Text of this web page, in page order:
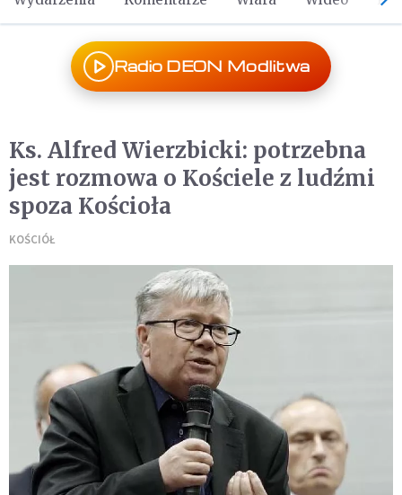
Radio DEON Modlitwa
Ks. Alfred Wierzbicki: potrzebna
jest rozmowa o Kościele z ludźmi
spoza Kościoła
KOŚCIÓŁ